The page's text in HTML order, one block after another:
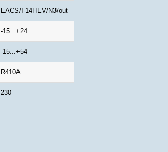
EACS/I-14HEV/N3/out
-15...+24
-15...+54
R410A
230